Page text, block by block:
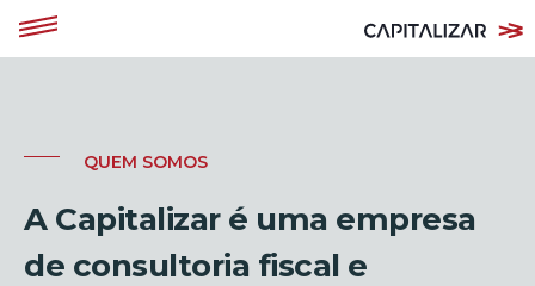
QUEM SOMOS
A Capitalizar é uma empresa
de consultoria fiscal e